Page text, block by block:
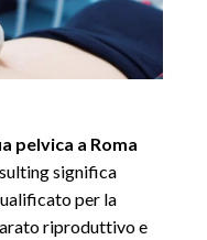
pelvica a Roma
significa
per la
riproduttivo e